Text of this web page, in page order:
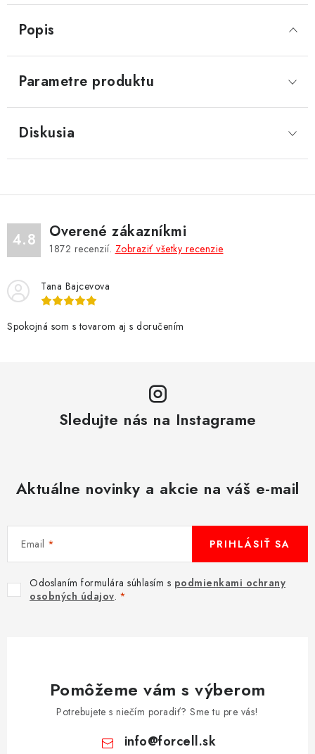
Popis
Parametre produktu
Diskusia
4.8 Overené zákazníkmi
1872 recenzií. Zobraziť všetky recenzie
Tana Bajcevova
Spokojná som s tovarom aj s doručením
Sledujte nás na Instagrame
Aktuálne novinky a akcie na váš e-mail
Email
Odoslaním formulára súhlasím s podmienkami ochrany
osobných údajov.
PRIHLÁSIŤ SA
Pomôžeme vám s výberom
Potrebujete s niečím poradiť? Sme tu pre vás!
info@forcell.sk